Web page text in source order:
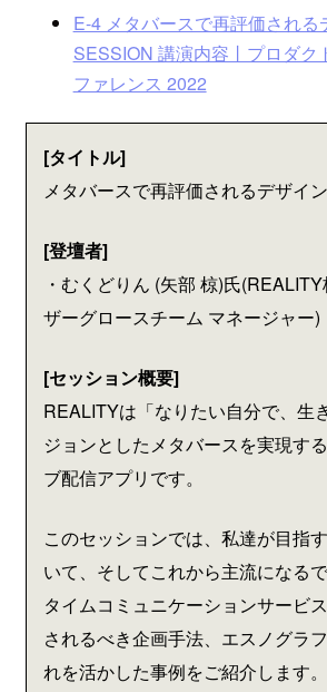
E-4 メタバースで再評価される
SESSION 講演内容丨プロダク
ファレンス 2022
[タイトル]
メタバースで再評価されるデザイ
[登壇者]
・むくどりん (矢部 椋)氏
ザーグロースチーム マネージャー)
[セッション概要]
REALITYは「なりたい自分で、生
ジョンとしたメタバースを実現す
ブ配信アプリです。
このセッションでは、私達が目指
いて、そしてこれから主流になる
タイムコミュニケーションサービ
されるべき企画手法、エスノグラ
れを活かした事例をご紹介します。